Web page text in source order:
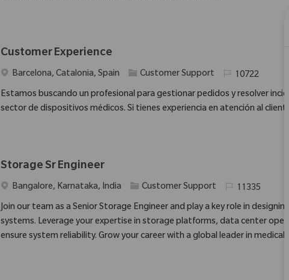
Customer Experience
OrtBarcelona, Catalonia, Spain Kategorie
Customer Support Erforderliche ID
10722
Estamos buscando un profesional para gestionar pedidos y resolver
sector de dispositivos médicos. Si tienes experiencia en atención al
Storage Sr Engineer
OrtBangalore, Karnataka, India Kategorie
Customer Support Erforderliche ID
11335
Join our team as a Senior Storage Engineer and play a key role in
systems. Leverage your expertise in storage platforms, data center
ensure system reliability. Grow your career with a global leader in medical